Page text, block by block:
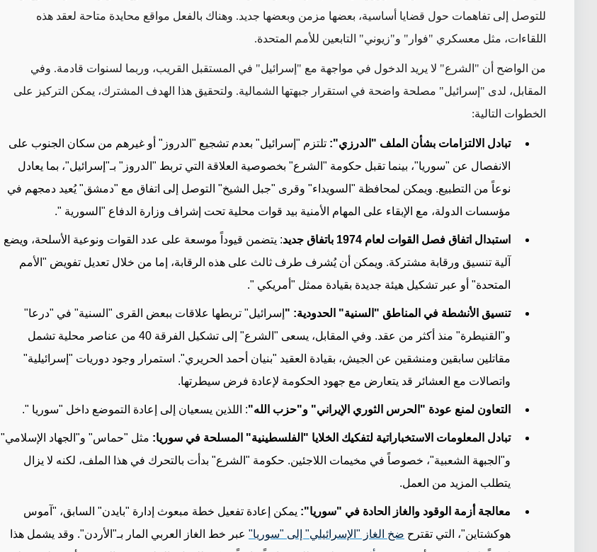
للتوصل إلى تفاهمات حول قضايا أساسية، بعضها مزمن وبعضها جديد. وهناك بالفعل مواقع محايدة متاحة لعقد هذه
اللقاءات، مثل معسكري "فوار" و"زيوني" التابعين للأمم المتحدة.
من الواضح أن "الشرع" لا يريد الدخول في مواجهة مع "إسرائيل" في المستقبل القريب، وربما لسنوات قادمة. وفي
المقابل، لدى "إسرائيل" مصلحة واضحة في استقرار جبهتها الشمالية. ولتحقيق هذا الهدف المشترك، يمكن التركيز على
الخطوات التالية:
تبادل الالتزامات بشأن الملف "الدرزي": تلتزم "إسرائيل" بعدم تشجيع "الدروز" أو غيرهم من سكان الجنوب على
الانفصال عن "سوريا"، بينما تقبل حكومة "الشرع" بخصوصية العلاقة التي تربط "الدروز" بـ"إسرائيل"، بما يعادل
نوعاً من التطبيع. ويمكن لمحافظة "السويداء" وقرى "جبل الشيخ" التوصل إلى اتفاق مع "دمشق" يُعيد دمجهم في
مؤسسات الدولة، مع الإبقاء على المهام الأمنية بيد قوات محلية تحت إشراف وزارة الدفاع "السورية ".
استبدال اتفاق فصل القوات لعام 1974 باتفاق جديد
: يتضمن قيوداً موسعة على عدد القوات ونوعية الأسلحة، ويضع
آلية تنسيق ورقابة مشتركة. ويمكن أن يُشرف طرف ثالث على هذه الرقابة، إما من خلال تعديل تفويض "الأمم
المتحدة" أو عبر تشكيل هيئة جديدة بقيادة ممثل "أمريكي ".
تنسيق الأنشطة في المناطق "السنية" الحدودية: " إسرائيل" تربطها علاقات ببعض القرى "السنية" في "درعا"
و"القنيطرة" منذ أكثر من عقد. وفي المقابل، يسعى "الشرع" إلى تشكيل الفرقة 40 من عناصر محلية تشمل
مقاتلين سابقين ومنشقين عن الجيش، بقيادة العقيد "بنيان أحمد الحريري". استمرار وجود دوريات "إسرائيلية"
واتصالات مع العشائر قد يتعارض مع جهود الحكومة لإعادة فرض سيطرتها.
التعاون لمنع عودة "الحرس الثوري الإيراني" و"حزب الله": اللذين يسعيان إلى إعادة التموضع داخل "سوريا ".
تبادل المعلومات الاستخباراتية لتفكيك الخلايا "الفلسطينية" المسلحة في سوريا: مثل "حماس" و"الجهاد الإسلامي"
و"الجبهة الشعبية"، خصوصاً في مخيمات اللاجئين. حكومة "الشرع" بدأت بالتحرك في هذا الملف، لكنه لا يزال
يتطلب المزيد من العمل.
معالجة أزمة الوقود والغاز الحادة في "سوريا": يمكن إعادة تفعيل خطة مبعوث إدارة "بايدن" السابق، "آموس
هوكشتاين"، التي تقترح ضخ الغاز "الإسرائيلي" إلى "سوريا" عبر خط الغاز العربي المار بـ"الأردن". وقد يشمل هذا